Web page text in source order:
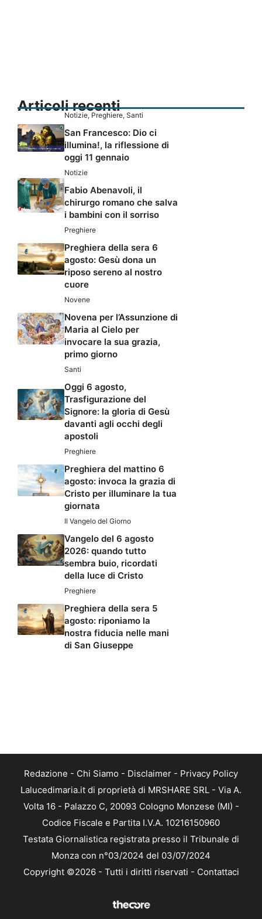
Articoli recenti
Notizie, Preghiere, Santi
San Francesco: Dio ci
illumina!, la riflessione di
oggi 11 gennaio
Notizie
Fabio Abenavoli, il
chirurgo romano che salva
i bambini con il sorriso
Preghiere
Preghiera della sera 6
agosto: Gesù dona un
riposo sereno al nostro
cuore
Novene
Novena per l’Assunzione di
Maria al Cielo per
invocare la sua grazia,
primo giorno
Santi
Oggi 6 agosto,
Trasfigurazione del
Signore: la gloria di Gesù
davanti agli occhi degli
apostoli
Preghiere
Preghiera del mattino 6
agosto: invoca la grazia di
Cristo per illuminare la tua
giornata
Il Vangelo del Giorno
Vangelo del 6 agosto
2026: quando tutto
sembra buio, ricordati
della luce di Cristo
Preghiere
Preghiera della sera 5
agosto: riponiamo la
nostra fiducia nelle mani
di San Giuseppe
Redazione - Chi Siamo - Disclaimer - Privacy Policy
Lalucedimaria.it di proprietà di MRSHARE SRL - Via A.
Volta 16 - Palazzo C, 20093 Cologno Monzese (MI) -
Codice Fiscale e Partita I.V.A. 10216150960
Testata Giornalistica registrata presso il Tribunale di
Monza con n°03/2024 del 03/07/2024
Copyright ©2026 - Tutti i diritti riservati - Contattaci